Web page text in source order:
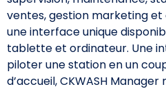
ventes, gestion marketing et
une interface unique
tablette et ordinateur. Une
piloter une station en un
d’accueil, CKWASH